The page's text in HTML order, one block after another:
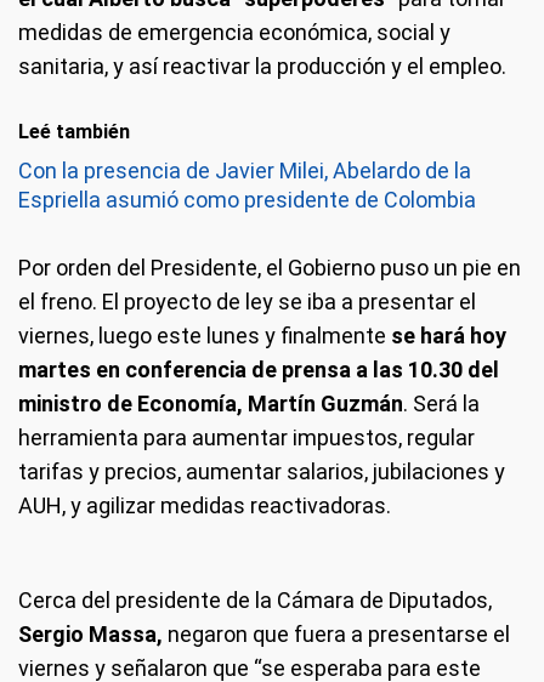
medidas de emergencia económica, social y
sanitaria, y así reactivar la producción y el empleo.
Leé también
Con la presencia de Javier Milei, Abelardo de la
Espriella asumió como presidente de Colombia
Por orden del Presidente, el Gobierno puso un pie en
el freno. El proyecto de ley se iba a presentar el
viernes, luego este lunes y finalmente se hará hoy
martes en conferencia de prensa a las 10.30 del
ministro de Economía, Martín Guzmán. Será la
herramienta para aumentar impuestos, regular
tarifas y precios, aumentar salarios, jubilaciones y
AUH, y agilizar medidas reactivadoras.
Cerca del presidente de la Cámara de Diputados,
Sergio Massa, negaron que fuera a presentarse el
viernes y señalaron que “se esperaba para este